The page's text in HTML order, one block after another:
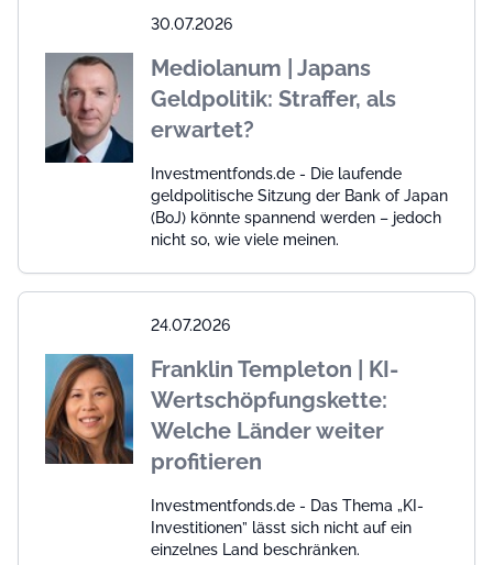
30.07.2026
Mediolanum | Japans
Geldpolitik: Straffer, als
erwartet?
Investmentfonds.de - Die laufende
geldpolitische Sitzung der Bank of Japan
(BoJ) könnte spannend werden – jedoch
nicht so, wie viele meinen.
24.07.2026
Franklin Templeton | KI-
Wertschöpfungskette:
Welche Länder weiter
profitieren
Investmentfonds.de - Das Thema „KI-
Investitionen” lässt sich nicht auf ein
einzelnes Land beschränken.